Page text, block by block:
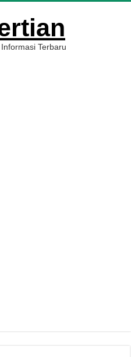
Terbaru